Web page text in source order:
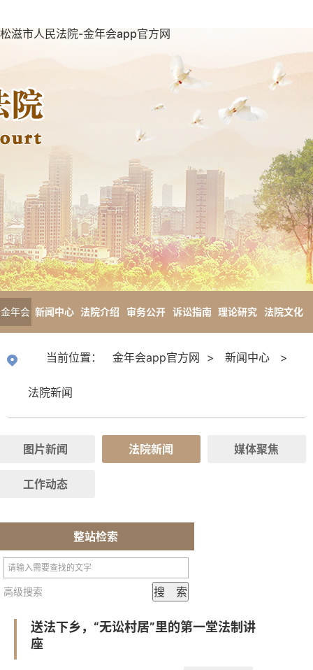
松滋市人民法院-金年会app官方网
金年会
方网
新闻中心 法院介绍 审务公开 诉讼指南 理论研究 法院文化
当前位置： 金年会app官方网 > 新闻中心 >
法院新闻
图片新闻 法院新闻 媒体聚焦
工作动态
整站检索
高级搜索
送法下乡，“无讼村居”里的第一堂法制讲
座